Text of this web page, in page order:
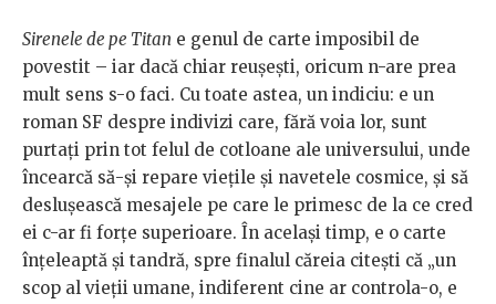
Sirenele de pe Titan e genul de carte imposibil de
povestit – iar dacă chiar reușești, oricum n-are prea
mult sens s-o faci. Cu toate astea, un indiciu: e un
roman SF despre indivizi care, fără voia lor, sunt
purtați prin tot felul de cotloane ale universului, unde
încearcă să-și repare viețile și navetele cosmice, și să
deslușească mesajele pe care le primesc de la ce cred
ei c-ar fi forțe superioare. În același timp, e o carte
înțeleaptă și tandră, spre finalul căreia citești că „un
scop al vieții umane, indiferent cine ar controla-o, e